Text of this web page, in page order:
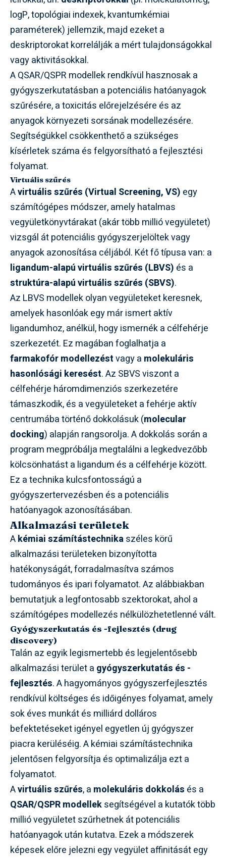
logP, topológiai indexek, kvantumkémiai
paraméterek) jellemzik, majd ezeket a
deskriptorokat korrelálják a mért tulajdonságokkal
vagy aktivitásokkal.
A QSAR/QSPR modellek rendkívül hasznosak a
gyógyszerkutatásban a potenciális hatóanyagok
szűrésére, a toxicitás előrejelzésére és az
anyagok környezeti sorsának modellezésére.
Segítségükkel csökkenthető a szükséges
kísérletek száma és felgyorsítható a fejlesztési
folyamat.
Virtuális szűrés
Avirtuális szűrés (Virtual Screening, VS) egy
számítógépes módszer, amely hatalmas
vegyületkönyvtárakat (akár több millió vegyületet)
vizsgál át potenciális gyógyszerjelöltek vagy
anyagok azonosítása céljából. Két fő típusa van: a
ligandum-alapú virtuális szűrés (LBVS) és a
struktúra-alapú virtuális szűrés (SBVS).
Az LBVS modellek olyan vegyületeket keresnek,
amelyek hasonlóak egy már ismert aktív
ligandumhoz, anélkül, hogy ismernék a célfehérje
szerkezetét. Ez magában foglalhatja a
farmakofór modellezéstvagy a molekuláris
hasonlósági keresést. Az SBVS viszont a
célfehérje háromdimenziós szerkezetére
támaszkodik, és a vegyületeket a fehérje aktív
centrumába történő dokkolásuk (molecular
docking) alapján rangsorolja. A dokkolás során a
program megpróbálja megtalálni a legkedvezőbb
kölcsönhatást a ligandum és a célfehérje között.
Ez a technika kulcsfontosságú a
gyógyszertervezésben és a potenciális
hatóanyagok azonosításában.
Alkalmazási területek
Akémiai számítástechnikaszéles körű
alkalmazási területeken bizonyította
hatékonyságát, forradalmasítva számos
tudományos és ipari folyamatot. Az alábbiakban
bemutatjuk a legfontosabb szektorokat, ahol a
számítógépes modellezés nélkülözhetetlenné vált.
Gyógyszerkutatás és -fejlesztés (drug
discovery)
Talán az egyik legismertebb és legjelentősebb
alkalmazási terület a gyógyszerkutatás és -
fejlesztés. A hagyományos gyógyszerfejlesztés
rendkívül költséges és időigényes folyamat, amely
sok éves munkát és milliárd dolláros
befektetéseket igényel egyetlen új gyógyszer
piacra kerüléséig. A kémiai számítástechnika
jelentősen felgyorsítja és optimalizálja ezt a
folyamatot.
Avirtuális szűrés, a molekuláris dokkolás és a
QSAR/QSPR modelleksegítségével a kutatók több
millió vegyületet szűrhetnek át potenciális
hatóanyagok után kutatva. Ezek a módszerek
képesek előre jelezni egy vegyület affinitását egy